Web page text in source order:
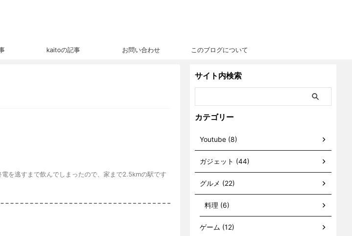
kaitoの記事 お問い合わせ このブログについて
を逃すまで飲んでしまったので、家まで2.5kmの駅です
サイト内検索
カテゴリー
Youtube (8)
ガジェット (44)
グルメ (22)
料理 (6)
ゲーム (12)